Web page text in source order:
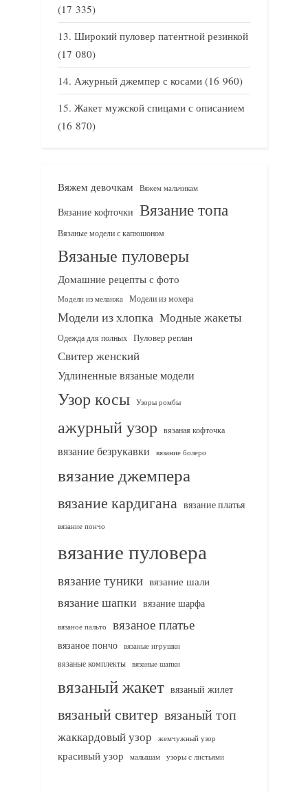
(17 335)
Широкий пуловер патентной резинкой
(17 080)
Ажурный джемпер с косами (16 960)
Жакет мужской спицами с описанием
(16 870)
Вяжем девочкам Вяжем мальчикам
Вязание кофточки Вязание топа
Вязаные модели с капюшоном
Вязаные пуловеры
Домашние рецепты с фото
Модели из меланжа Модели из мохера
Модели из хлопка Модные жакеты
Одежда для полных Пуловер реглан
Свитер женский
Удлиненные вязаные модели
Узор косы Узоры ромбы
ажурный узор вязаная кофточка
вязание безрукавки вязание болеро
вязание джемпера
вязание кардигана вязание платья
вязание пончо
вязание пуловера
вязание туники вязание шали
вязание шапки вязание шарфа
вязаное пальто вязаное платье
вязаное пончо вязаные игрушки
вязаные комплекты
вязаные шапки
вязаный жакет вязаный жилет
вязаный свитер вязаный топ
жаккардовый узор жемчужный узор
красивый узор малышам узоры с листьями